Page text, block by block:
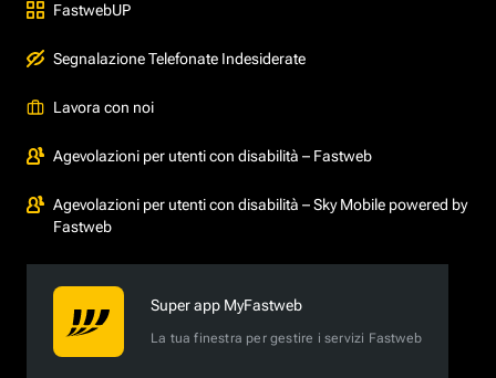
FastwebUP
Segnalazione Telefonate Indesiderate
Lavora con noi
Agevolazioni per utenti con disabilità – Fastweb
Agevolazioni per utenti con disabilità – Sky Mobile powered by
Fastweb
Super app MyFastweb
La tua finestra per gestire i servizi Fastweb